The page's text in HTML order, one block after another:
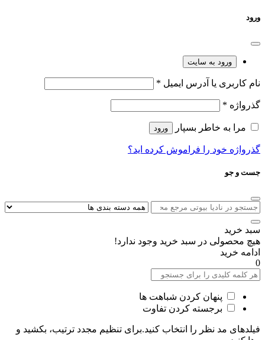
ورود
ورود به سایت
نام کاربری یا آدرس ایمیل *
گذرواژه *
مرا به خاطر بسپار ورود
گذرواژه خود را فراموش کرده اید؟
جست و جو
سبد خرید
هیچ محصولی در سبد خرید وجود ندارد!
ادامه خرید
0
پنهان کردن شباهت ها
برجسته کردن تفاوت
فیلدهای مد نظر را انتخاب کنید.برای تنظیم مجدد ترتیب، بکشید و